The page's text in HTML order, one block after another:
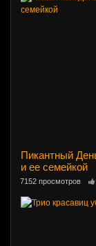
Пикантный
и ее семейкой
7152 просмотров